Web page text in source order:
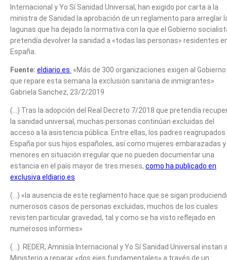
Internacional y Yo Sí Sanidad Universal, han exigido por carta a la
ministra de Sanidad la aprobación de un reglamento para arreglar
lagunas que ha dejado la normativa con la que el Gobierno
pretendía devolver la sanidad a «todas las personas» residentes
España.
Fuente: eldiario.es «Más de 300 organizaciones exigen al Gobierno
que repare esta semana la exclusión sanitaria de inmigrantes»
Gabriela Sanchez, 23/2/2019
(…) Tras la adopción del Real Decreto 7/2018 que pretendía
la sanidad universal, muchas personas continúan excluidas del
acceso a la asistencia pública. Entre ellas, los padres reagrupados
España por sus hijos españoles, así como mujeres embarazadas y
menores en situación irregular que no pueden documentar una
estancia en el país mayor de tres meses, como ha publicado en
exclusiva eldiario.es
(…) «la ausencia de este reglamento hace que se sigan
numerosos casos de personas excluidas, muchos de los cuales
revisten particular gravedad, tal y como se ha visto reflejado en
numerosos informes»
(…) REDER, Amnisía Internacional y Yo Sí Sanidad Universal instan
Ministerio a reparar «dos ejes fundamentales» a través de un